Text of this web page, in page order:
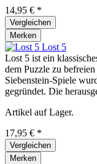
14,95 € *
Vergleichen
Merken
Lost 5
Lost 5 ist ein
dem Puzzle zu
Siebenstein-Spiele
gegründet. Die
Artikel auf Lager.
17,95 € *
Vergleichen
Merken